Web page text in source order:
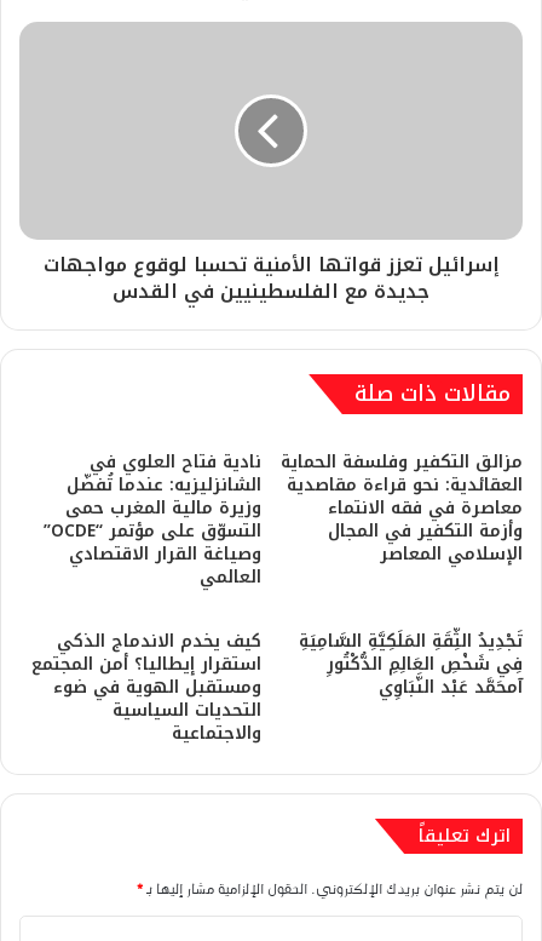
إسرائيل تعزز قواتها الأمنية تحسبا لوقوع مواجهات
جديدة مع الفلسطينيين في القدس
مقالات ذات صلة
مزالق التكفير وفلسفة الحماية
العقائدية: نحو قراءة مقاصدية
معاصرة في فقه الانتماء
وأزمة التكفير في المجال
الإسلامي المعاصر
نادية فتاح العلوي في
الشانزليزيه: عندما تُفضّل
وزيرة مالية المغرب حمى
التسوّق على مؤتمر “OCDE”
وصياغة القرار الاقتصادي
العالمي
تَجْدِيدُ الثِّقَةِ المَلَكِيَّةِ السَّامِيَةِ
فِي شَخْصِ العَالِمِ الدُّكْتُورِ
آمحَمَّد عَبْد النَّبَاوِي
كيف يخدم الاندماج الذكي
استقرار إيطاليا؟ أمن المجتمع
ومستقبل الهوية في ضوء
التحديات السياسية
والاجتماعية
اترك تعليقاً
لن يتم نشر عنوان بريدك الإلكتروني. الحقول الإلزامية مشار إليها بـ*